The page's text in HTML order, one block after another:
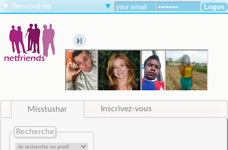
▼ Rencontres ▼
Misstushar Inscrivez-vous
Recherche